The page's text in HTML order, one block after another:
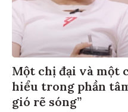
Một chị đại và một
hiểu trong phần
gió rẽ sóng”